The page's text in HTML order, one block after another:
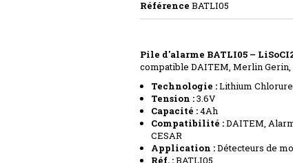
Référence BATLI05
Pile d'alarme BATLI05 –
compatible DAITEM, Merlin
Technologie :Lithium
Tension :3.6V
Capacité :4Ah
Compatibilité :DAITEM,
CESAR
Application :Détecteurs de
Réf. :BATLI05